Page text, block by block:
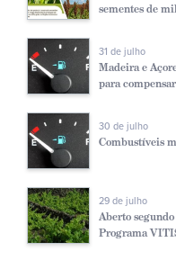
sementes de
31 de julho
Madeira e
para
30 de julho
Combustíveis
29 de julho
Aberto
Programa